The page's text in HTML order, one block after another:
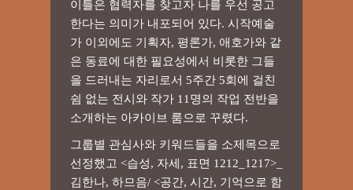
이틀은 협력자를 찾고자 나를 우선 공고
한다는 의미가 내포되어 있다. 시작예술
가 이외에도 기획자, 평론가, 애호가와 같
은 동료에 대한 필요성에서 비롯한 그들
을 드러내는 자리로서 5주간 5회에 걸친
쉼 없는 전시와 작가 11명의 작업 전반을
소개하는 아카이브 룸으로 꾸렸다.
그룹별 관심사와 키워드들을 소제목으로
선정했고 <습성, 자세, 표면 1212_1217>_
김한나, 하므음/ <공간, 시간, 기억으로 함